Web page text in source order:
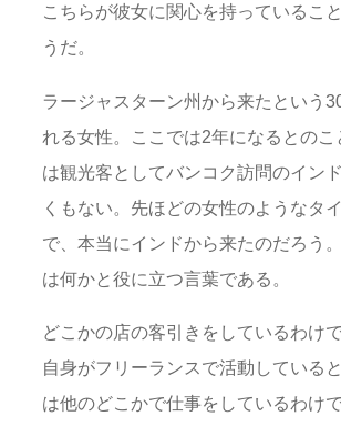
こちらが彼女に関心を持っているこ
うだ。
ラージャスターン州から来たという
れる女性。ここでは2年になるとのこ
は観光客としてバンコク訪問のイン
くもない。先ほどの女性のようなタ
で、本当にインドから来たのだろう
は何かと役に立つ言葉である。
どこかの店の客引きをしているわけ
自身がフリーランスで活動している
は他のどこかで仕事をしているわけ